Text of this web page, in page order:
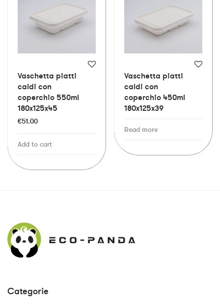
Vaschetta piatti
caldi con
coperchio 550ml
180x125x45
€51.00
Add to cart
Vaschetta piatti
caldi con
coperchio 450ml
180x125x39
Read more
Categorie